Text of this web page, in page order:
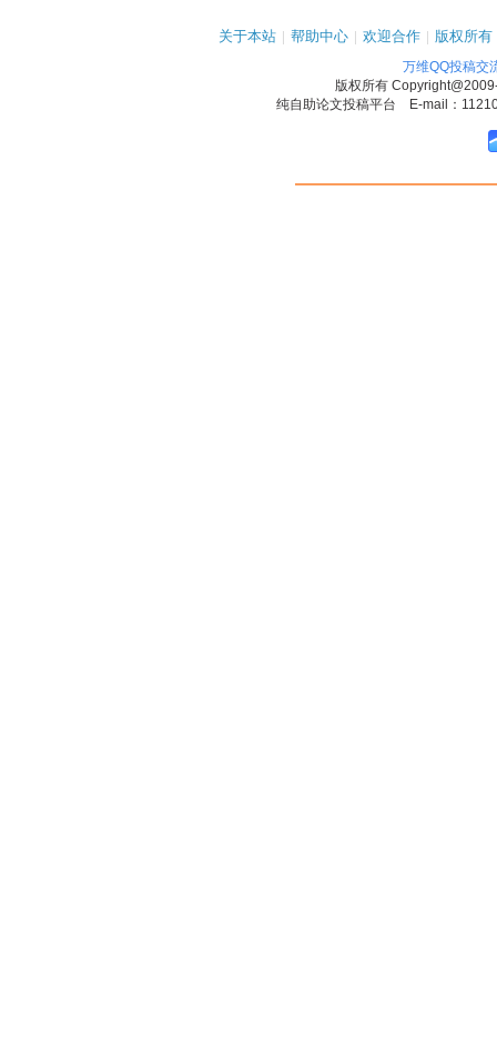
关于本站 | 帮助中心 | 欢迎合作 | 版权所有
万维QQ投稿交
版权所有
纯自助论文投稿平台 E-mail：